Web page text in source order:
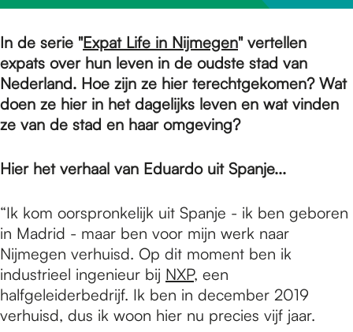
o
m
e
p
a
g
In de serie "Expat Life in Nijmegen" vertellen
expats over hun leven in de oudste stad van
Nederland. Hoe zijn ze hier terechtgekomen? Wat
doen ze hier in het dagelijks leven en wat vinden
ze van de stad en haar omgeving?
Hier het verhaal van Eduardo uit Spanje...
“Ik kom oorspronkelijk uit Spanje - ik ben geboren
in Madrid - maar ben voor mijn werk naar
Nijmegen verhuisd. Op dit moment ben ik
industrieel ingenieur bij NXP, een
halfgeleiderbedrijf. Ik ben in december 2019
verhuisd, dus ik woon hier nu precies vijf jaar.